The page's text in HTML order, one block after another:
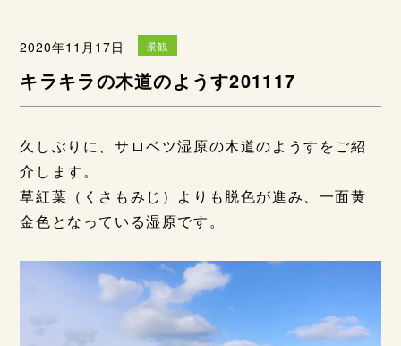
2020年11月17日 景観
キラキラの木道のようす201117
久しぶりに、サロベツ湿原の木道のようすをご紹
介します。
草紅葉（くさもみじ）よりも脱色が進み、一面黄
金色となっている湿原です。